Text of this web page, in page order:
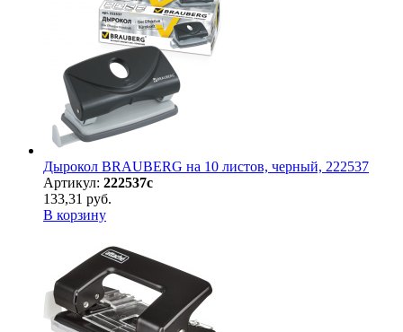
Дырокол BRAUBERG на 10 листов, черный, 222537
Артикул: 222537с
133,31 руб.
В корзину